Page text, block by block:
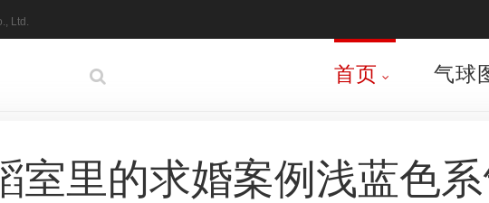
Ltd.
首页 气球
室里的求婚案例浅蓝色